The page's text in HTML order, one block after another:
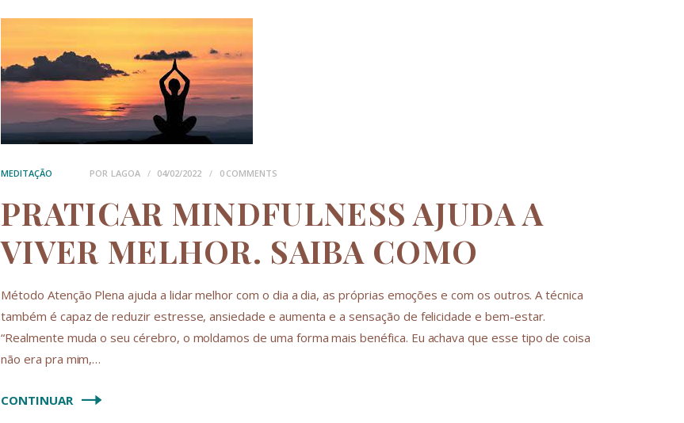
MEDITAÇÃO POR LAGOA 04/02/2022 0 COMMENTS
PRATICAR MINDFULNESS AJUDA A
VIVER MELHOR. SAIBA COMO
Método Atenção Plena ajuda a lidar melhor com o dia a dia, as próprias emoções e com os outros. A técnica
também é capaz de reduzir estresse, ansiedade e aumenta e a sensação de felicidade e bem-estar.
“Realmente muda o seu cérebro, o moldamos de uma forma mais benéfica. Eu achava que esse tipo de coisa
não era pra mim,…
CONTINUAR